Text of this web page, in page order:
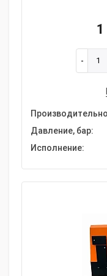
Давление, бар:
Исполнение: